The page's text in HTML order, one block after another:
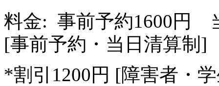
料金: 事前予約1600円
[事前予約・当日清算制]
*割引1200円 [障害者・